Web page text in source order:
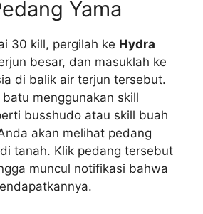
Yama
30 kill, pergilah ke Hydra
besar, dan masuklah ke
di balik air terjun tersebut.
menggunakan skill
busshudo atau skill buah
akan melihat pedang
tanah. Klik pedang tersebut
muncul notifikasi bahwa